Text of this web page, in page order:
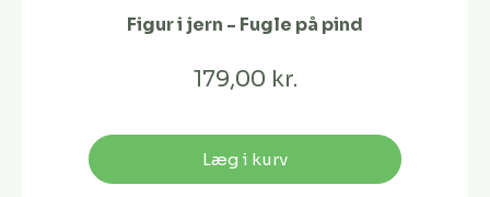
Figur i jern - Fugle på pind
179,00 kr.
Læg i kurv